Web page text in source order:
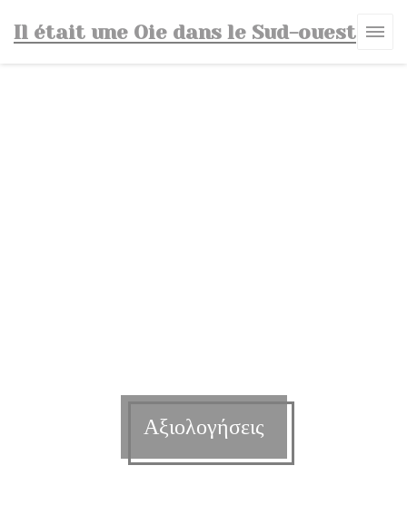
Il était une Oie dans le Sud-ouest
Αξιολογήσεις